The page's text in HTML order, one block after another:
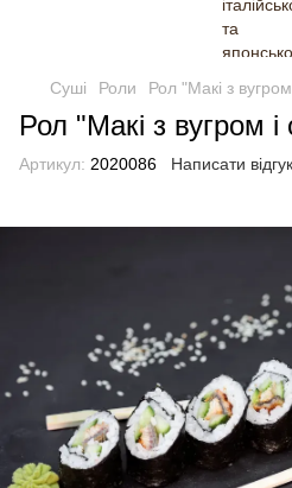
Суші Роли Рол "Макі з вугром
Рол "Макі з вугром і
Артикул: 2020086 Написати відгук